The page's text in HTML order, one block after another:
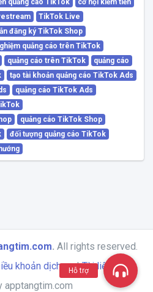
quảng cáo TikTok
cơ hội kiếm tiền
TikTok Live
đăng ký TikTok Shop
quảng cáo trên TikTok
quảng cáo trên TikTok
quảng cáo
tạo tài khoản quảng cáo TikTok Ads
quảng cáo TikTok Ads
quảng cáo TikTok Shop
đối tượng quảng cáo TikTok
. All rights reserved.
khoản dịch vụ|Tài liệu API
apptangtim.com
Hỗ trợ